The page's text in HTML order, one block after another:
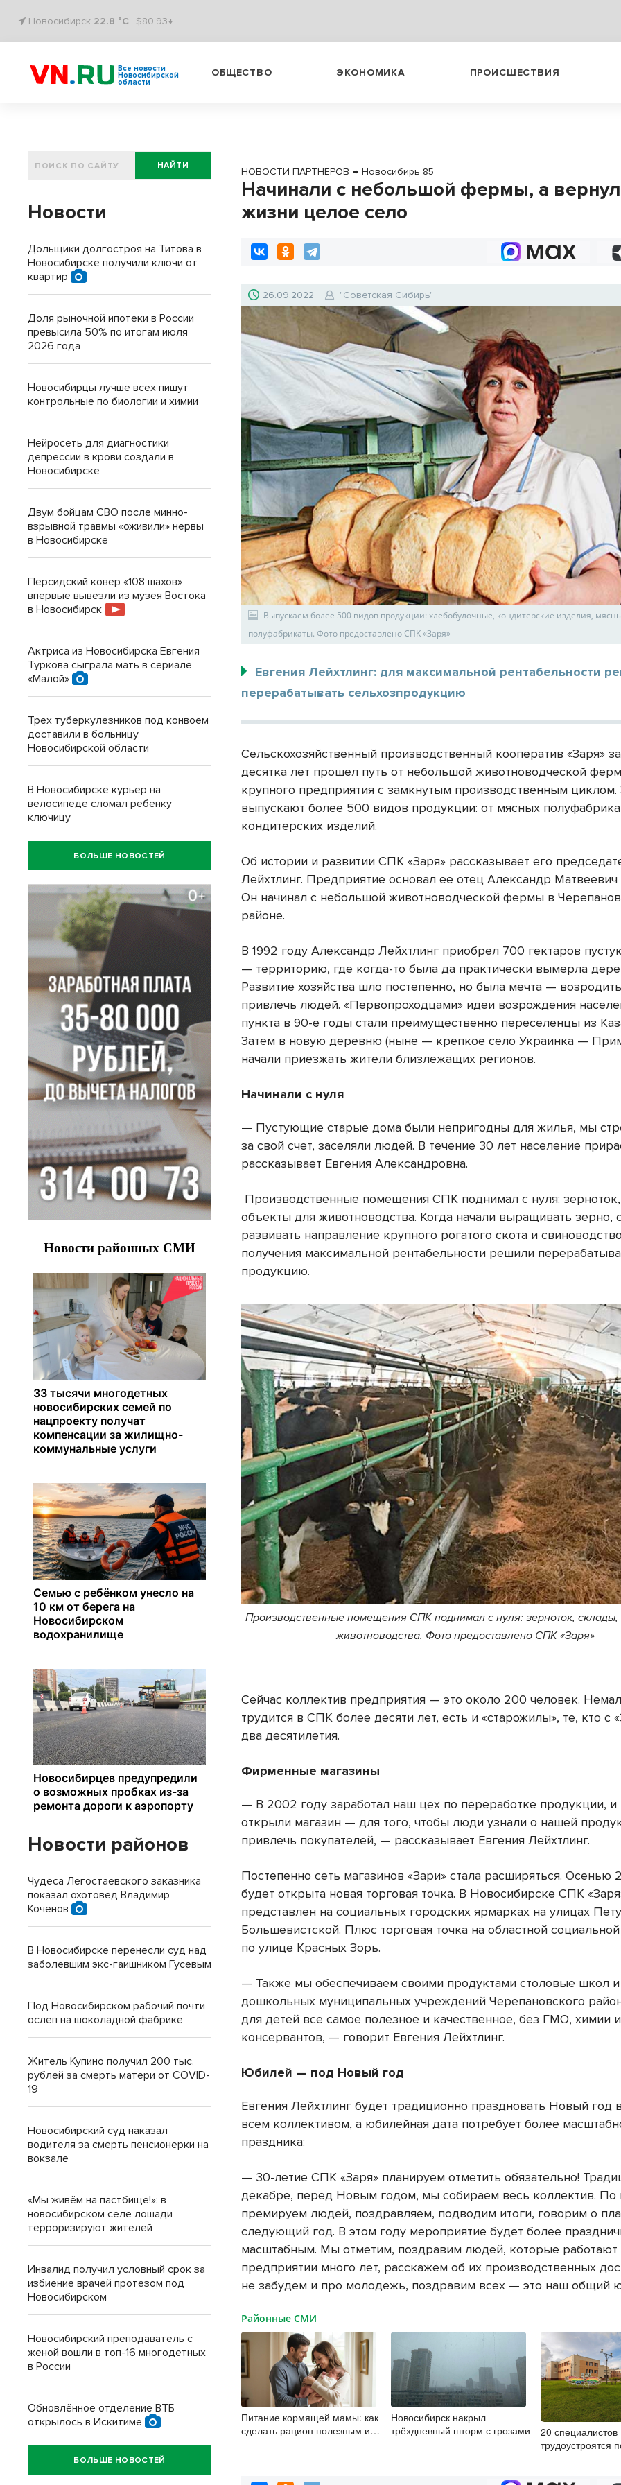
Новосибирск 22.8 °C $80.93↓
Все новости
Новосибирской
области
ОБЩЕСТВО ЭКОНОМИКА ПРОИСШЕСТВИЯ
НОВОСТИ ПАРТНЕРОВ → Новосибирь 85
Начинали с небольшой фермы, а
жизни целое село
26.09.2022 "Советская Сибирь"
Выпускаем более 500 видов продукции: хлебобулочные, кондитерские изделия,
полуфабрикаты. Фото предоставлено СПК «Заря»
Евгения Лейхтлинг: для максимальной рентабельности
перерабатывать сельхозпродукцию
Сельскохозяйственный производственный кооператив «Заря»
десятка лет прошел путь от небольшой животноводческой
крупного предприятия с замкнутым производственным циклом.
выпускают более 500 видов продукции: от мясных
кондитерских изделий.
Об истории и развитии СПК «Заря» рассказывает его
Лейхтлинг. Предприятие основал ее отец Александр Матвеевич
Он начинал с небольшой животноводческой фермы в
районе.
В 1992 году Александр Лейхтлинг приобрел 700 гектаров
— территорию, где когда-то была да практически вымерла
Развитие хозяйства шло постепенно, но была мечта —
привлечь людей. «Первопроходцами» идеи возрождения
пункта в 90-е годы стали преимущественно переселенцы из
Затем в новую деревню (ныне — крепкое село Украинка —
начали приезжать жители близлежащих регионов.
Начинали с нуля
— Пустующие старые дома были непригодны для жилья, мы
за свой счет, заселяли людей. В течение 30 лет население
рассказывает Евгения Александровна.
Производственные помещения СПК поднимал с нуля:
объекты для животноводства. Когда начали выращивать зерно,
развивать направление крупного рогатого скота и
получения максимальной рентабельности решили
продукцию.
Производственные помещения СПК поднимал с нуля: зерноток,
животноводства. Фото предоставлено СПК «Заря»
Сейчас коллектив предприятия — это около 200 человек.
трудится в СПК более десяти лет, есть и «старожилы», те, кто с
два десятилетия.
Фирменные магазины
— В 2002 году заработал наш цех по переработке продукции,
открыли магазин — для того, чтобы люди узнали о нашей
привлечь покупателей, — рассказывает Евгения Лейхтлинг.
Постепенно сеть магазинов «Зари» стала расширяться. Осенью
будет открыта новая торговая точка. В Новосибирске СПК
представлен на социальных городских ярмарках на улицах
Большевистской. Плюс торговая точка на областной
по улице Красных Зорь.
— Также мы обеспечиваем своими продуктами столовые школ и
дошкольных муниципальных учреждений Черепановского
для детей все самое полезное и качественное, без ГМО, химии и
консервантов, — говорит Евгения Лейхтлинг.
Юбилей — под Новый год
Евгения Лейхтлинг будет традиционно праздновать Новый год
всем коллективом, а юбилейная дата потребует более
праздника:
— 30-летие СПК «Заря» планируем отметить обязательно!
декабре, перед Новым годом, мы собираем весь коллектив. По
премируем людей, поздравляем, подводим итоги, говорим о
следующий год. В этом году мероприятие будет более
масштабным. Мы отметим, поздравим людей, которые работают
предприятии много лет, расскажем об их производственных
не забудем и про молодежь, поздравим всех — это наш общий
Районные СМИ
Питание кормящей мамы: как
сделать рацион полезным и
Новосибирск накрыл
трёхдневный шторм с грозами
20 специалистов
трудоустроятся
НАЙТИ
Новости
Дольщики долгостроя на Титова в
Новосибирске получили ключи от
квартир
Доля рыночной ипотеки в России
превысила 50% по итогам июля
2026 года
Новосибирцы лучше всех пишут
контрольные по биологии и химии
Нейросеть для диагностики
депрессии в крови создали в
Новосибирске
Двум бойцам СВО после минно-
взрывной травмы «оживили» нервы
в Новосибирске
Персидский ковер «108 шахов»
впервые вывезли из музея Востока
в Новосибирск
Актриса из Новосибирска Евгения
Туркова сыграла мать в сериале
«Малой»
Трех туберкулезников под конвоем
доставили в больницу
Новосибирской области
В Новосибирске курьер на
велосипеде сломал ребенку
ключицу
БОЛЬШЕ НОВОСТЕЙ
Новости районов
Чудеса Легостаевского заказника
показал охотовед Владимир
Коченов
В Новосибирске перенесли суд над
заболевшим экс-гаишником Гусевым
Под Новосибирском рабочий почти
ослеп на шоколадной фабрике
Житель Купино получил 200 тыс.
рублей за смерть матери от COVID-
19
Новосибирский суд наказал
водителя за смерть пенсионерки на
вокзале
«Мы живём на пастбище!»: в
новосибирском селе лошади
терроризируют жителей
Инвалид получил условный срок за
избиение врачей протезом под
Новосибирском
Новосибирский преподаватель с
женой вошли в топ-16 многодетных
в России
Обновлённое отделение ВТБ
открылось в Искитиме
БОЛЬШЕ НОВОСТЕЙ